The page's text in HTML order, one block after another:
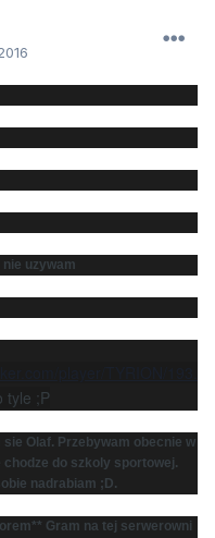
uzywam
tyle ;P
sie Olaf. Przebywam obecnie w
chodze do szkoly sportowej.
nadrabiam ;D.
Gram na tej serwerowni